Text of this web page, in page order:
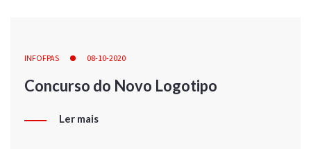
INFOFPAS 08-10-2020
Concurso do Novo Logotipo
Ler mais